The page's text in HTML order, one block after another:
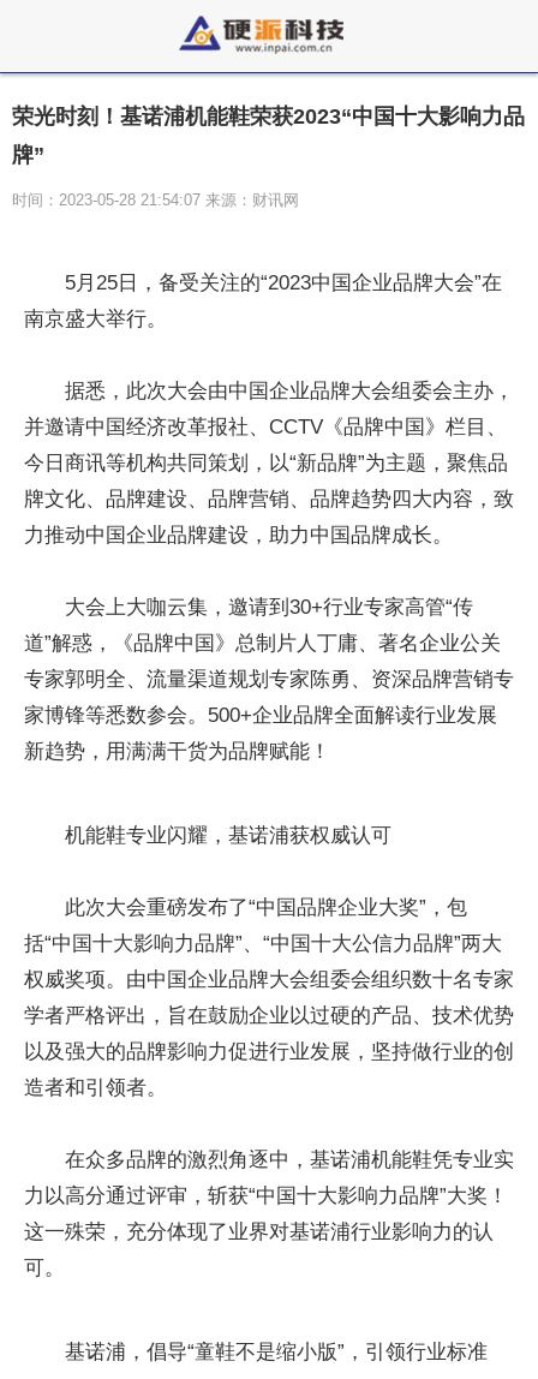
荣光时刻！基诺浦机能鞋荣获2023“中国十大影响力品
牌”
时间：2023-05-28 21:54:07 来源：财讯网
5月25日，备受关注的“2023中国企业品牌大会”在
南京盛大举行。
据悉，此次大会由中国企业品牌大会组委会主办，
并邀请中国经济改革报社、CCTV《品牌中国》栏目、
今日商讯等机构共同策划，以“新品牌”为主题，聚焦品
牌文化、品牌建设、品牌营销、品牌趋势四大内容，致
力推动中国企业品牌建设，助力中国品牌成长。
大会上大咖云集，邀请到30+行业专家高管“传
道”解惑，《品牌中国》总制片人丁庸、著名企业公关
专家郭明全、流量渠道规划专家陈勇、资深品牌营销专
家博锋等悉数参会。500+企业品牌全面解读行业发展
新趋势，用满满干货为品牌赋能！
机能鞋专业闪耀，基诺浦获权威认可
此次大会重磅发布了“中国品牌企业大奖”，包
括“中国十大影响力品牌”、“中国十大公信力品牌”两大
权威奖项。由中国企业品牌大会组委会组织数十名专家
学者严格评出，旨在鼓励企业以过硬的产品、技术优势
以及强大的品牌影响力促进行业发展，坚持做行业的创
造者和引领者。
在众多品牌的激烈角逐中，基诺浦机能鞋凭专业实
力以高分通过评审，斩获“中国十大影响力品牌”大奖！
这一殊荣，充分体现了业界对基诺浦行业影响力的认
可。
基诺浦，倡导“童鞋不是缩小版”，引领行业标准